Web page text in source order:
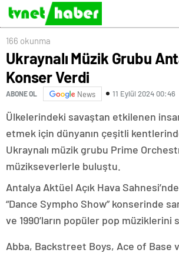
166 okunma
Ukraynalı Müzik Grubu
Konser Verdi
ABONE OL News 11 Eylül 2024 00:46
Ülkelerindeki savaştan etkilenen
etmek için dünyanın çeşitli
Ukraynalı müzik grubu Prime
müzikseverlerle buluştu.
Antalya Aktüel Açık Hava
“Dance Sympho Show” konserinde
ve 1990’ların popüler pop müziklerini
Abba, Backstreet Boys, Ace of Base